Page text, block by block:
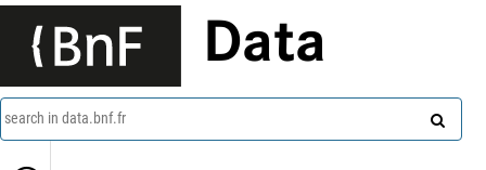
Data
search in data.bnf.fr